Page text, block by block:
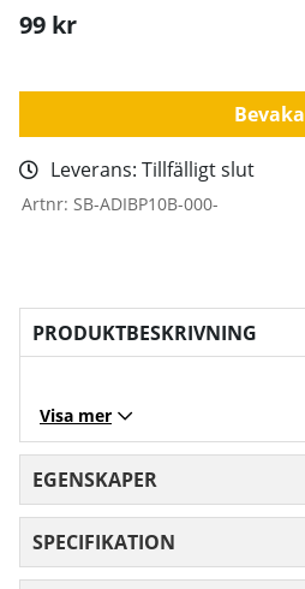
99 kr
Bevaka
Leverans: Tillfälligt slut
Artnr: SB-ADIBP10B-000-
PRODUKTBESKRIVNING
Visa mer
EGENSKAPER
SPECIFIKATION